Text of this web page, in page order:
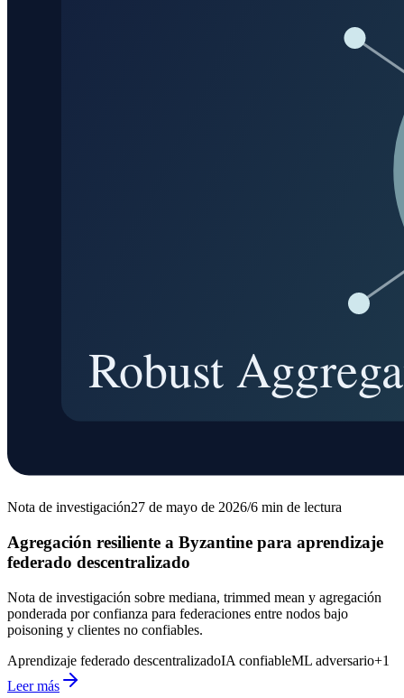
Nota de investigación27 de mayo de 2026/6 min de lectura
Agregación resiliente a Byzantine para aprendizaje
federado descentralizado
Nota de investigación sobre mediana, trimmed mean y agregación
ponderada por confianza para federaciones entre nodos bajo
poisoning y clientes no confiables.
Aprendizaje federado descentralizadoIA confiableML adversario+1
Leer más